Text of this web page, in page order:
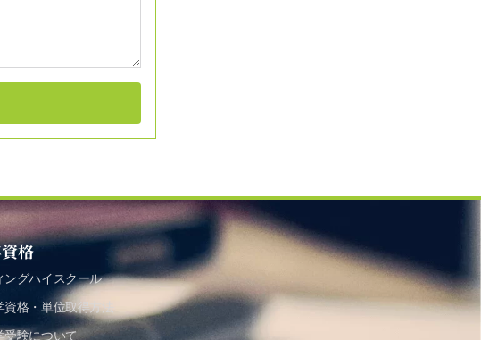
格
ングハイスクール
資格・単位取得方法
受験について